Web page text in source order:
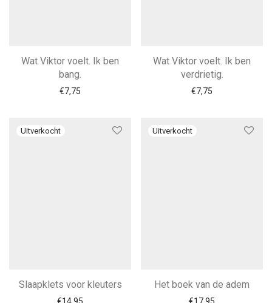
Wat Viktor voelt. Ik ben
bang.
€7,75
Wat Viktor voelt. Ik ben
verdrietig.
€7,75
Slaapklets voor kleuters
€14,95
Het boek van de adem
€17,95